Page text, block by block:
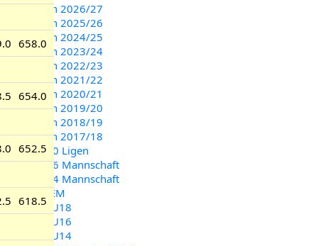
658.0
654.0
652.5
618.5
Saison 2026/27
Saison 2025/26
Saison 2024/25
Saison 2023/24
Saison 2022/23
Saison 2021/22
Saison 2020/21
Saison 2019/20
Saison 2018/19
Saison 2017/18
U20 Ligen
U16 Mannschaft
U14 Mannschaft
OJEM
U18
U16
U14